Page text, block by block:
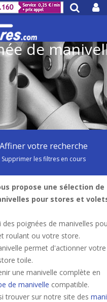
de
Affiner votre recherche
Supprimer les filtres en cours
propose une sélection de
pour stores et
des poignées de manivelles
roulant ou votre store.
permet d'actionner
toile.
une manivelle complète en
de manivelle compatible.
trouver sur notre site des